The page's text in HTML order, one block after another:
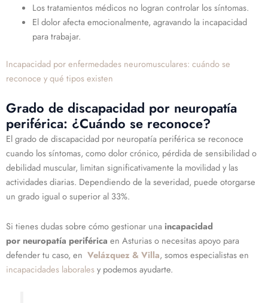
Los tratamientos médicos no logran controlar los síntomas.
El dolor afecta emocionalmente, agravando la incapacidad
para trabajar.
Incapacidad por enfermedades neuromusculares: cuándo se
reconoce y qué tipos existen
Grado de discapacidad por neuropatía
periférica: ¿Cuándo se reconoce?
El grado de discapacidad por neuropatía periférica se reconoce
cuando los síntomas, como dolor crónico, pérdida de sensibilidad o
debilidad muscular, limitan significativamente la movilidad y las
actividades diarias. Dependiendo de la severidad, puede otorgarse
un grado igual o superior al 33%.
Si tienes dudas sobre cómo gestionar una incapacidad
por neuropatía periférica en Asturias o necesitas apoyo para
defender tu caso, en Velázquez & Villa, somos especialistas en
incapacidades laboralesy podemos ayudarte.